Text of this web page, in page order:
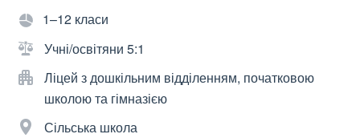
1–12 класи
Учні/освітяни 5:1
Ліцей з дошкільним відділенням, початковою
школою та гімназією
Сільська школа